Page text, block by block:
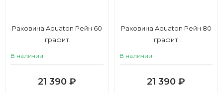
Раковина Aquaton Рейн 60
графит
В наличии
21 390 ₽
Раковина Aquaton Рейн 80
графит
В наличии
21 390 ₽